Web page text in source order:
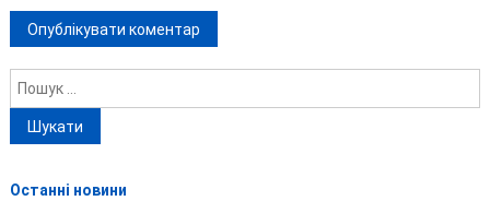
Пошук:
Останні новини